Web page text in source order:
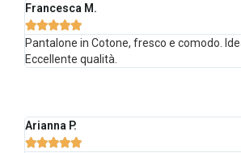
Francesca M.

Pantalone in Cotone, fresco e comodo.
Eccellente qualità.
Arianna P.
